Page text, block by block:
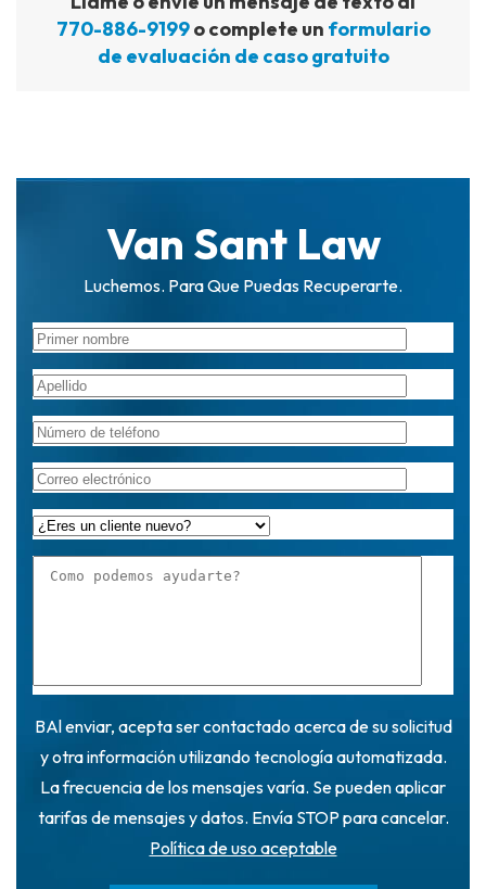
770-886-9199o complete un formulario
de evaluación de caso gratuito
Van Sant Law
Luchemos. Para Que Puedas Recuperarte.
BAl enviar, acepta ser contactado acerca de su solicitud
y otra información utilizando tecnología automatizada.
La frecuencia de los mensajes varía. Se pueden aplicar
tarifas de mensajes y datos. Envía STOP para cancelar.
Política de uso aceptable